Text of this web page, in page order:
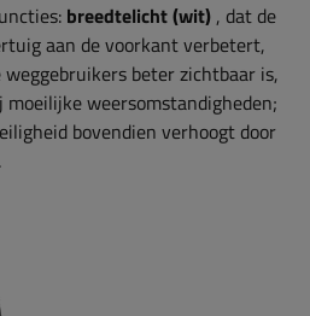
breedtelicht (wit) , dat de
aan de voorkant verbetert,
beter zichtbaar is,
weersomstandigheden;
bovendien verhoogt door
.